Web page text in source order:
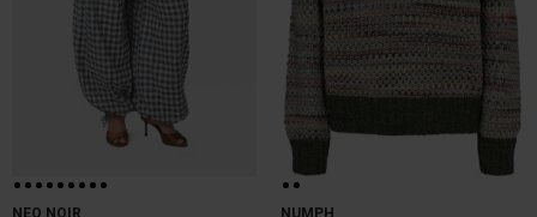
NEO NOIR
NUMPH